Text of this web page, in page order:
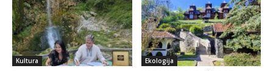
Kultura Ekologija